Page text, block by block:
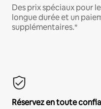
Des prix spéciaux pour
longue durée et un
supplémentaires.*
Réservez en toute